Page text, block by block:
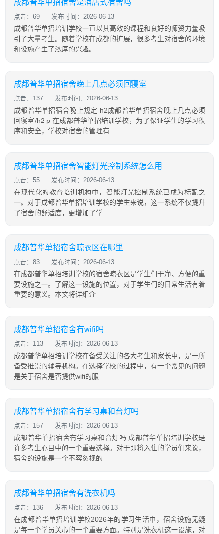
成都普华单招宿舍是酒店式宿舍吗
点击：69 发布时间：2026-06-13
成都普华单招培训学校一直以其高效的课程和良好的师资力量吸
引了大量考生。随着学校在成都的扩展，很多考生对宿舍的环境
和设施产生了浓厚的兴趣。
成都普华单招宿舍晚上几点必须回寝室
点击：137 发布时间：2026-06-13
成都普华单招宿舍晚上规定 h2成都普华单招宿舍晚上几点必须
回寝室/h2 p 在成都普华单招培训学校，为了保证学生的学习秩
序和安全，学校对宿舍的管理有
成都普华单招宿舍智能灯光控制系统怎么用
点击：55 发布时间：2026-06-13
在现代化的教育培训机构中，智能灯光控制系统已成为标配之
一。对于成都普华单招培训学校的学生来说，这一系统不仅提升
了宿舍的舒适度，更增加了学
成都普华单招宿舍晾衣区在哪里
点击：83 发布时间：2026-06-13
在成都普华单招培训学校的宿舍晾衣区是学生们干净、方便的重
要设施之一。了解这一设施的位置，对于学生们的日常生活有着
重要的意义。本文将详细介
成都普华单招宿舍有wifi吗
点击：113 发布时间：2026-06-13
成都普华单招培训学校在备受关注的各大考生和家长中，是一所
备受推崇的辅导机构。在选择学校的过程中，有一个常见的问题
是关于宿舍是否提供wifi的服
成都普华单招宿舍有学习桌和台灯吗
点击：157 发布时间：2026-06-13
成都普华单招宿舍有学习桌和台灯吗 成都普华单招培训学校是
许多考生心目中的一个重要选择。对于即将入住的学员们来说，
宿舍的设施是一个不容忽视的
成都普华单招宿舍有洗衣机吗
点击：136 发布时间：2026-06-13
在成都普华单招培训学校2026年的学习生活中，宿舍设施无疑
是每一个学员关心的一个重要方面。特别是洗衣机这一设施，对